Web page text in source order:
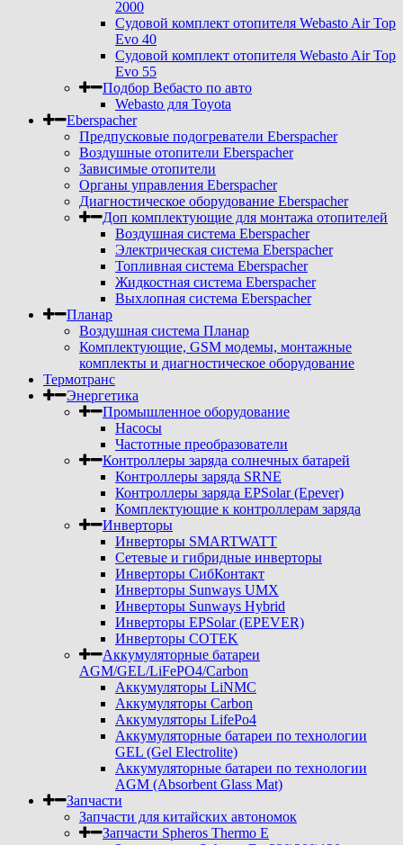
2000
Судовой комплект отопителя Webasto Air Top
Evo 40
Судовой комплект отопителя Webasto Air Top
Evo 55
Подбор Вебасто по авто
Webasto для Toyota
Eberspacher
Предпусковые подогреватели Eberspacher
Воздушные отопители Eberspacher
Зависимые отопители
Органы управления Eberspacher
Диагностическое оборудование Eberspacher
Доп комплектующие для монтажа отопителей
Воздушная система Eberspacher
Электрическая система Eberspacher
Топливная система Eberspacher
Жидкостная система Eberspacher
Выхлопная система Eberspacher
Планар
Воздушная система Планар
Комплектующие, GSM модемы, монтажные
комплекты и диагностическое оборудование
Термотранс
Энергетика
Промышленное оборудование
Насосы
Частотные преобразователи
Контроллеры заряда солнечных батарей
Контроллеры заряда SRNE
Контроллеры заряда EPSolar (Epever)
Комплектующие к контроллерам заряда
Инверторы
Инверторы SMARTWATT
Сетевые и гибридные инверторы
Инверторы СибКонтакт
Инверторы Sunways UMX
Инверторы Sunways Hybrid
Инверторы EPSolar (EPEVER)
Инверторы COTEK
Аккумуляторные батареи
AGM/GEL/LiFePO4/Carbon
Аккумуляторы LiNMC
Аккумуляторы Carbon
Аккумуляторы LifePo4
Аккумуляторные батареи по технологии
GEL (Gel Electrolite)
Аккумуляторные батареи по технологии
AGM (Absorbent Glass Mat)
Запчасти
Запчасти для китайских автономок
Запчасти Spheros Thermo E